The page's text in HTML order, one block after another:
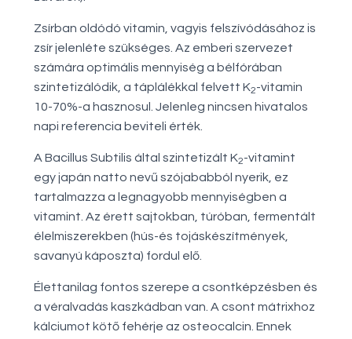
Zsírban oldódó vitamin, vagyis felszívódásához is
zsír jelenléte szükséges. Az emberi szervezet
számára optimális mennyiség a bélfórában
szintetizálódik, a táplálékkal felvett K2-vitamin
10-70%-a hasznosul. Jelenleg nincsen hivatalos
napi referencia beviteli érték.
A Bacillus Subtilis által szintetizált K2-vitamint
egy japán natto nevű szójababból nyerik, ez
tartalmazza a legnagyobb mennyiségben a
vitamint. Az érett sajtokban, túróban, fermentált
élelmiszerekben (hús-és tojáskészítmények,
savanyú káposzta) fordul elő.
Élettanilag fontos szerepe a csontképzésben és
a véralvadás kaszkádban van. A csont mátrixhoz
kálciumot kötő fehérje az osteocalcin. Ennek